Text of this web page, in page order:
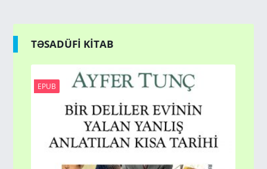
TƏSADÜFİ KİTAB
EPUB